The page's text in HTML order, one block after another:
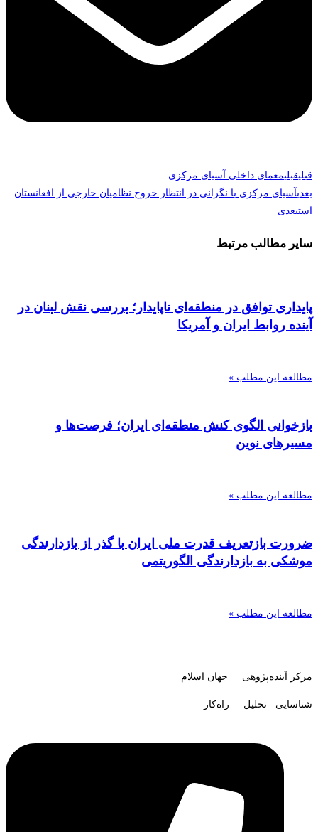
قبلیقبلیمعمای داخلی آسیای مرکزی
بعدیآسیای مرکزی با نگرانی در انتظار خروج نظامیان خارجی از افغانستان
استبعدی
سایر مطالب مرتبط
پایداری توافق در منطقه‌ای ناپایدار؛ بررسی نقش لبنان در
آینده روابط ایران و آمریکا
مطالعه این مطلب »
بازخوانی الگوی کنش منطقه‌ای ایران؛ فرصت‌ها و
مسیرهای نوین
مطالعه این مطلب »
ضرورت بازتعریف قدرت ملی ایران با گذر از بازدارندگی
موشکی به بازدارندگی الگوریتمی
مطالعه این مطلب »
مرکز آینده‌پژوهی جهان اسلام
شناسایی تحلیل راه‌کار